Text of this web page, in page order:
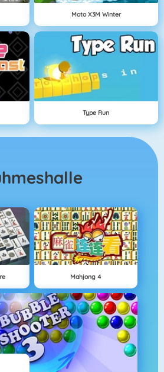
Moto X3M Winter
Type Run
Mahjong 4